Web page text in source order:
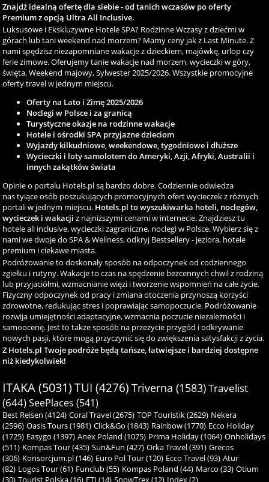
Znajdź idealną ofertę dla siebie - od tanich wczasów po oferty
Premium z opcją Ultra All Inclusive.
Luksusowe i Ekskluzywne Hotele SPA? Rodzinne Wczasy z dziećmi w
górach lub tani weekend nad morzem? Mamy ceny jak z Last Minute. Z
nami spędzisz niezapomniane wakacje z dzieckiem, majówkę, urlop czy
ferie zimowe. Oferujemy tanie wakacje nad morzem, wycieczki w góry,
święta, Weekend majowy, Sylwester 2025/2026. Wszystkie promocyjne
oferty travel w jednym miejscu.
Oferty na Lato i Zimę 2025/2026
Noclegi w Polsce i za granicą
Turystyczne okazje na rodzinne wakacje
Hotele i ośrodki SPA przyjazne dzieciom
Wyjazdy kilkudniowe, weekendowe, tygodniowe i dłuższe
Wycieczki i loty samolotem do Ameryki, Azji, Afryki, Australii i
innych zakątków świata
Opinie o portalu Hotels.pl są bardzo dobre. Codziennie odwiedza
nas tyiące osób poszukujących promocyjnych ofert wycieczek z różnych
portali w jednym miejscu. Hotels.pl to wyszukiwarka hoteli, noclegów,
wycieczek i wakacji z najniższymi cenami w internecie. Znajdziesz tu
hotele all inclusive, wycieczki zagraniczne, noclegi w Polsce. Wybierz się z
nami we dwoje do SPA & Wellness, odkryj Bestsellery - jeziora, hotele
premium i ciekawe miasta.
Podróżowanie to doskonały sposób na odpoczynek od codziennego
zgiełku i rutyny. Wakacje to czas na spędzenie bezcennych chwil z rodziną
lub przyjaciółmi, wzmacnianie więzi i tworzenie wspomnień na całe życie.
Fizyczny odpoczynek od pracy i zmiana otoczenia przynoszą korzyści
zdrowotne, redukując stres i poprawiając samopoczucie. Podróżowanie
rozwija umiejętności adaptacyjne, wzmacnia poczucie niezależności i
samoocenę. Jest to także sposób na przeżycie przygód i odkrywanie
nowych pasji, które mogą przyczynić się do zwiększenia satysfakcji z życia.
Z Hotels.pl Twoje podróże będą tańsze, łatwiejsze i bardziej dostępne
niż kiedykolwiek!
ITAKA (5031)TUI (4276) Triverna (1583)Travelist
(644) SeePlaces (541)
Best Reisen (4124) Coral Travel (2675) TOP Touristik (2629) Nekera
(2596) Oasis Tours (1981) Click&Go (1843) Rainbow (1770) Ecco Holiday
(1725) Easygo (1397) Anex Poland (1075) Prima Holiday (1064) Onholidays
(511) Kompas Tour (435) Sun&Fun (427) Orka Travel (391) Grecos
(306) Konsorcjum.pl (146) Euro Pol Tour (120) Ecco Travel (93) Atur
(82) Logos Tour (61) Funclub (55) Kompas Poland (44) Marco (33) Otium